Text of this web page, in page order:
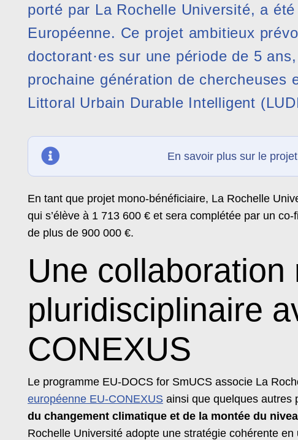
porté par La Rochelle Université, a
Européenne. Ce projet ambitieux
doctorant·es sur une période de 5
prochaine génération de chercheuses
Littoral Urbain Durable Intelligent
En savoir plus sur le projet
En tant que projet mono-bénéficiaire, La Rochelle
qui s’élève à 1 713 600 € et sera complétée par un
de plus de 900 000 €.
Une collaboration
pluridisciplinaire
CONEXUS
Le programme EU-DOCS for SmUCS associe La
européenne EU-CONEXUS ainsi que quelques autres
du changement climatique et de la montée du
Rochelle Université adopte une stratégie cohérente en